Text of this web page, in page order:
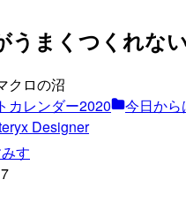
うまくつくれな
クロの沼
カレンダー2020
今日から
Designer
す